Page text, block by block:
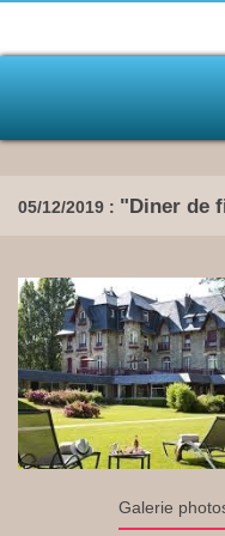
05/12/2019 : "Diner de
Galerie